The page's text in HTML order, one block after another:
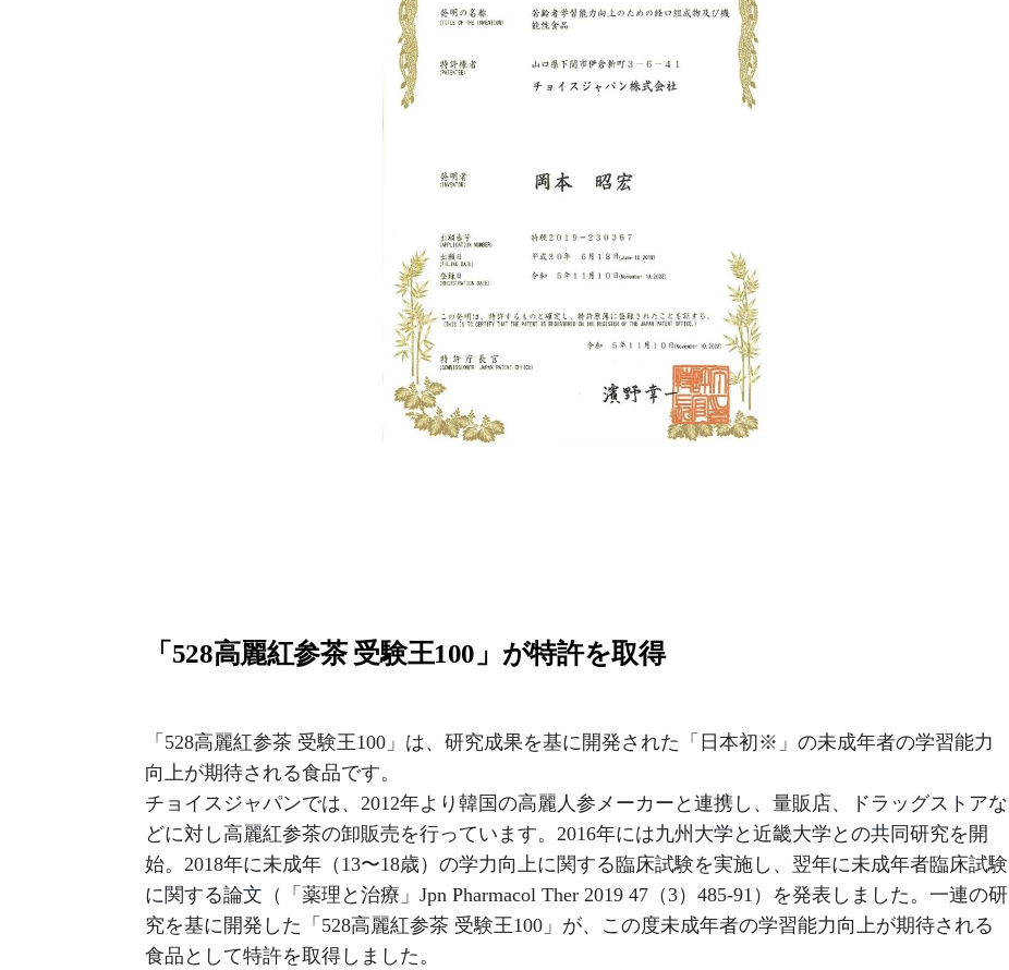
「528高麗紅参茶 受験王100」が特許を取得
「528高麗紅参茶 受験王100」は、研究成果を基に開発された「日本初※」の未成年者の学習能力
向上が期待される食品です。
チョイスジャパンでは、2012年より韓国の高麗人参メーカーと連携し、量販店、ドラッグストアな
どに対し高麗紅参茶の卸販売を行っています。2016年には九州大学と近畿大学との共同研究を開
始。2018年に未成年（13〜18歳）の学力向上に関する臨床試験を実施し、翌年に未成年者臨床試験
に関する論文（「薬理と治療」Jpn Pharmacol Ther 2019 47（3）485-91）を発表しました。一連の研
究を基に開発した「528高麗紅参茶 受験王100」が、この度未成年者の学習能力向上が期待される
食品として特許を取得しました。